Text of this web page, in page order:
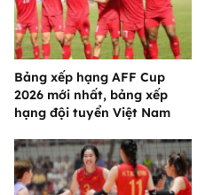
Bảng xếp hạng AFF Cup
2026 mới nhất, bảng xếp
hạng đội tuyển Việt Nam